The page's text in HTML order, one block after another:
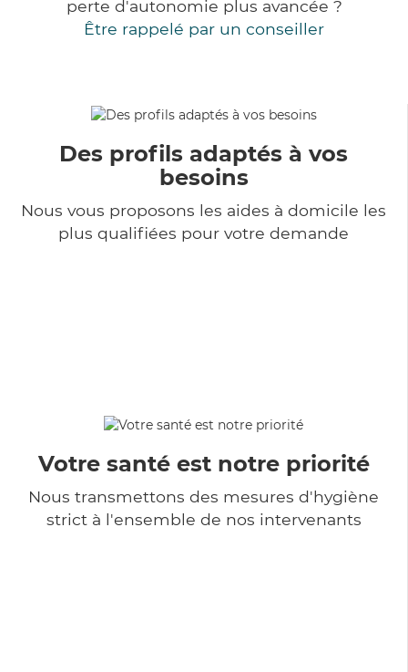
perte d'autonomie plus avancée ?
Être rappelé par un conseiller
Des profils adaptés à vos
besoins
Nous vous proposons les aides à domicile les
plus qualifiées pour votre demande
Votre santé est notre priorité
Nous transmettons des mesures d'hygiène
strict à l'ensemble de nos intervenants